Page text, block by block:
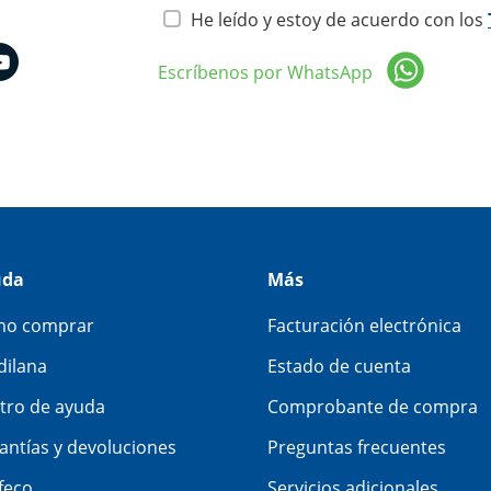
He leído y estoy de acuerdo con los
Escríbenos por WhatsApp
comprar
de ayuda
y devoluciones
Más
Facturación electrónica
Estado de cuenta
Comprobante de compra
Preguntas frecuentes